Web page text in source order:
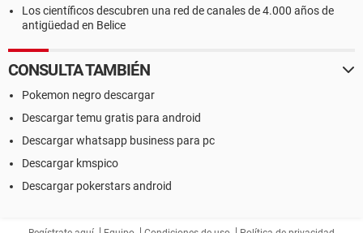
Los científicos descubren una red de canales de 4.000 años de
antigüedad en Belice
CONSULTA TAMBIÉN
Pokemon negro descargar
Descargar temu gratis para android
Descargar whatsapp business para pc
Descargar kmspico
Descargar pokerstars android